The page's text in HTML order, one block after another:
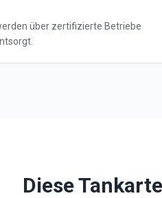
über zertifizierte Betriebe
Diese